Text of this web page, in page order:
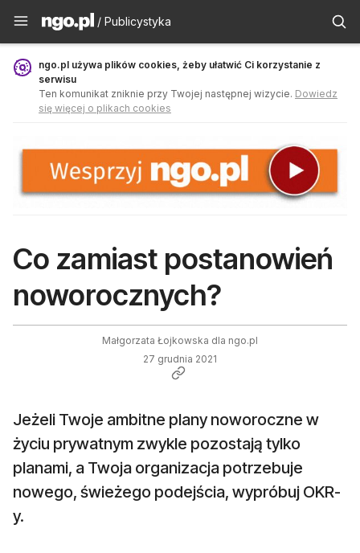
Publicystyka - ngo.pl
/ Publicystyka
ngo.pl używa plików cookies, żeby ułatwić Ci korzystanie z
serwisu
Ten komunikat zniknie przy Twojej następnej wizycie. Dowiedz
się więcej o plikach cookies
Co zamiast postanowień
noworocznych?
Małgorzata Łojkowska dla ngo.pl
27 grudnia 2021
Jeżeli Twoje ambitne plany noworoczne w
życiu prywatnym zwykle pozostają tylko
planami, a Twoja organizacja potrzebuje
nowego, świeżego podejścia, wypróbuj OKR-
y.